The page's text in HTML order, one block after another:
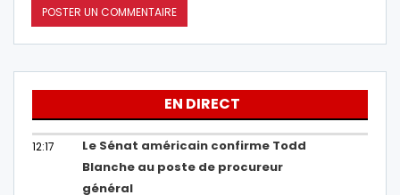
EN DIRECT
12:17
Le Sénat américain confirme Todd
Blanche au poste de procureur
général